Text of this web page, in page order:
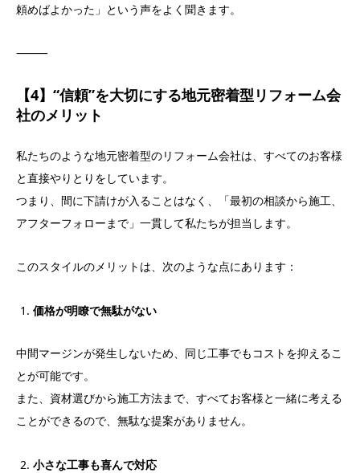
頼めばよかった」という声をよく聞きます。
⸻
【4】“信頼”を大切にする地元密着型リフォーム会
社のメリット
私たちのような地元密着型のリフォーム会社は、すべてのお客様
と直接やりとりをしています。
つまり、間に下請けが入ることはなく、「最初の相談から施工、
アフターフォローまで」一貫して私たちが担当します。
このスタイルのメリットは、次のような点にあります：
価格が明瞭で無駄がない
中間マージンが発生しないため、同じ工事でもコストを抑えるこ
とが可能です。
また、資材選びから施工方法まで、すべてお客様と一緒に考える
ことができるので、無駄な提案がありません。
小さな工事も喜んで対応